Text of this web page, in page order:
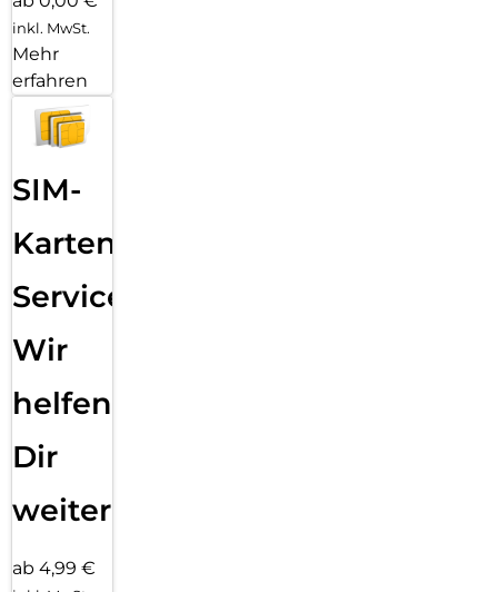
inkl. MwSt.
Mehr
erfahren
SIM-
Karten
Service:
Wir
helfen
Dir
weiter
ab 4,99 €